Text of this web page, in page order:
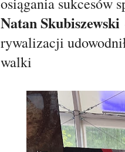
Natan Skubiszewski
rywalizacji
walki